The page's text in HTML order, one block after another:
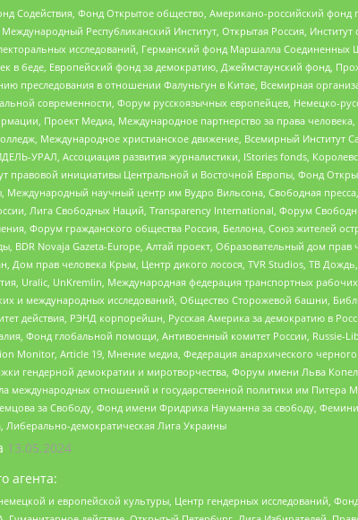
Содействия, Фонд Открытое общество, Американо-российский
Республиканский Институт, Открытая Россия,
исследований, Германский фонд Маршалла
в беде, Европейский фонд за демократию, Джеймстаунский фонд,
преследования в отношении Фалуньгун в Китае, Всемирная
современности, Форум русскоязычных европейцев, Немецко-
Проект Медиа, Международное партнерство за права
Международное христианское движение, Всемирный Институт
УРАЛ, Ассоциация развития журналистики, IStories fonds,
правовой инициативы Центральной и Восточной Европы, Фонд
научный центр им Вудро Вильсона, Свободная
Лига Свободных Наций, Transparеncy International, Форум
Форум гражданского общества Россия, Беллона, Союз жителей
Novaja Gazeta-Europe, Алтай проект, Образовательный дом
Дом прав человека Крым, Центр дикого лосося, TVR Studios, ТВ
Uralic, UnKremlin, Международная федерация транспортных
и международных исследований, Общество Сторожевой башни,
действия, РЭНД корпорейшн, Русская Америка за демократию в
Фонд глобальной помощи, Антивоенный комитет России, Russie-
Monitor, Article 19, Мнение медиа, Федерация анархического
гендерной демократии и миротворчества, Форум имени Льва
отношений и государственной политики им Питера
за Свободу, Фонд имени Фридриха Науманна за свободу,
демократическая Лига Украины
13.05.2024
агента:
и европейской культуры, Центр гендерных исследований,